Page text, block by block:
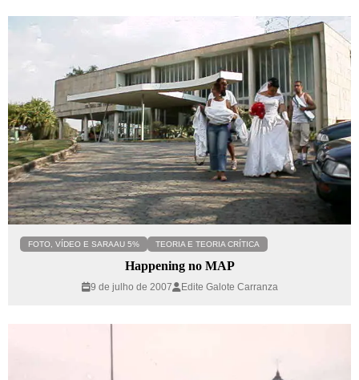
FOTO, VÍDEO E SARAAU 5% TEORIA E TEORIA CRÍTICA
Happening no MAP
9 de julho de 2007 Edite Galote Carranza